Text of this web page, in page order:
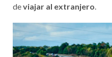
deviajar al extranjero.